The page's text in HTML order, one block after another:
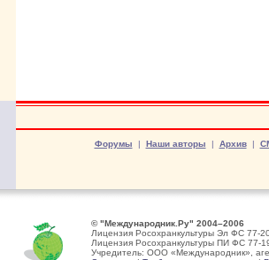
Форумы | Наши авторы | Архив|
© "Международник.Ру" 2004–2006
Лицензия Росохранкультуры Эл ФС 77-
Лицензия Росохранкультуры ПИ ФС 77-
Учредитель: ООО «Международник»,